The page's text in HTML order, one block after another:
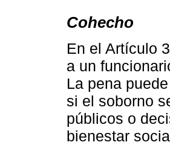
Cohecho
En el Artículo
a un
La pena
si el soborno
públicos o
bienestar